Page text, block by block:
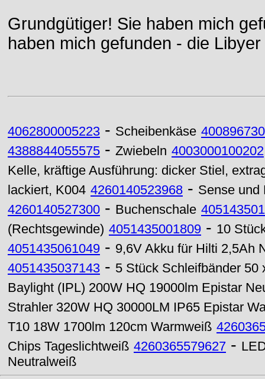
Grundgütiger! Sie haben mich
haben mich gefunden - die
4062800005223 - Scheibenkäse
4388844055575 - Zwiebeln 4003000100202
Kelle, kräftige Ausführung: dicker Stiel,
lackiert, K004 4260140523968 - Sense und
4260140527300 - Buchenschale
(Rechtsgewinde) 4051435001809 - 10
4051435061049 - 9,6V Akku für Hilti 2,5Ah
4051435037143 - 5 Stück Schleifbänder 50
Baylight (IPL) 200W HQ 19000lm Epistar
Strahler 320W HQ 30000LM IP65 Epistar
T10 18W 1700lm 120cm Warmweiß
Chips Tageslichtweiß 4260365579627 -
Neutralweiß